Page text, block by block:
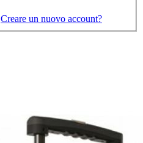
Creare un nuovo account?